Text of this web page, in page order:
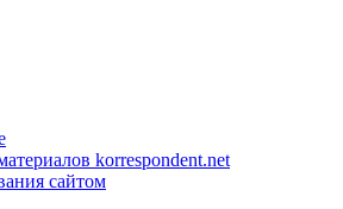
korrespondent.net
сайтом